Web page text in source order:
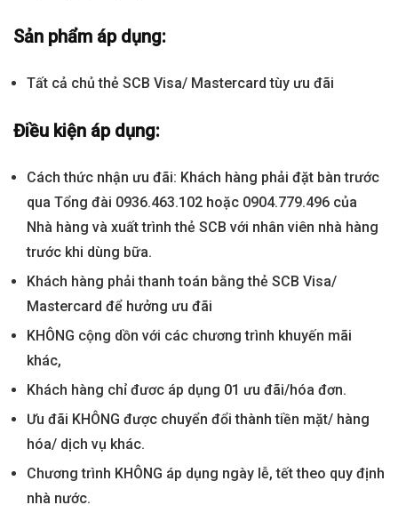
Sản phẩm áp dụng:
Tất cả chủ thẻ SCB Visa/ Mastercard tùy ưu đãi
Điều kiện áp dụng:
Cách thức nhận ưu đãi: Khách hàng phải đặt bàn trước
qua Tổng đài 0936.463.102 hoặc 0904.779.496 của
Nhà hàng và xuất trình thẻ SCB với nhân viên nhà hàng
trước khi dùng bữa.
Khách hàng phải thanh toán bằng thẻ SCB Visa/
Mastercard để hưởng ưu đãi
KHÔNG cộng dồn với các chương trình khuyến mãi
khác,
Khách hàng chỉ đươc áp dụng 01 ưu đãi/hóa đơn.
Ưu đãi KHÔNG được chuyển đổi thành tiền mặt/ hàng
hóa/ dịch vụ khác.
Chương trình KHÔNG áp dụng ngày lễ, tết theo quy định
nhà nước.